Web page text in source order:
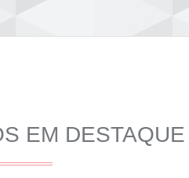
EM DESTAQUE